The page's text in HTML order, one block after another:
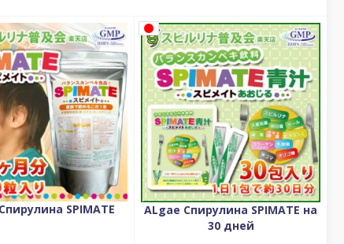
SPIMATE
ALgae Спирулина SPIMATE на
30 дней